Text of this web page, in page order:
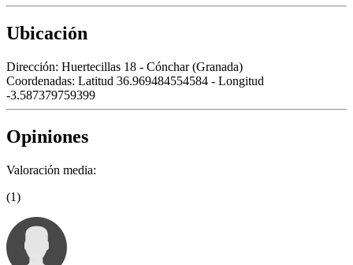
Ubicación
Dirección: Huertecillas 18 - Cónchar (Granada)
Coordenadas: Latitud 36.969484554584 - Longitud
-3.587379759399
Opiniones
Valoración media:
(1)